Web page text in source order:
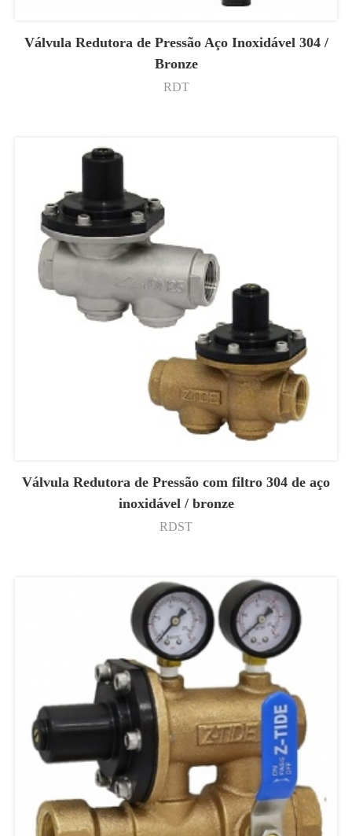
Válvula Redutora de Pressão Aço Inoxidável 304 /
Bronze
RDT
Válvula Redutora de Pressão com filtro 304 de aço
inoxidável / bronze
RDST